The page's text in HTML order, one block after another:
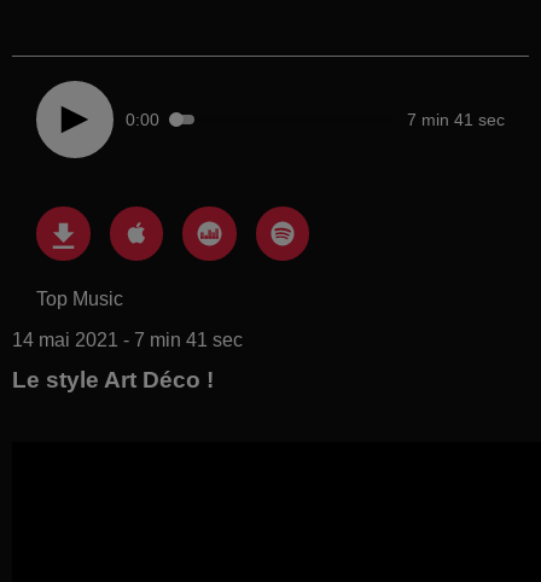
0:00 7 min 41 sec
Top Music
14 mai 2021 - 7 min 41 sec
Le style Art Déco !